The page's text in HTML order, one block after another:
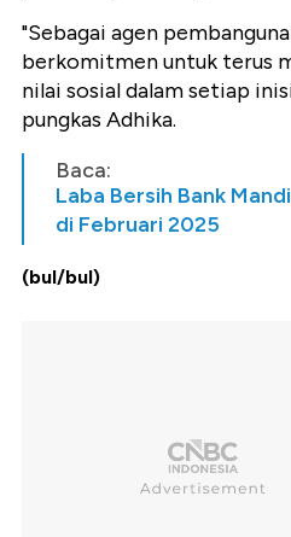
"Sebagai agen
berkomitmen untuk terus
nilai sosial dalam setiap
pungkas Adhika.
Baca:
Laba Bersih Bank
di Februari 2025
(bul/bul)